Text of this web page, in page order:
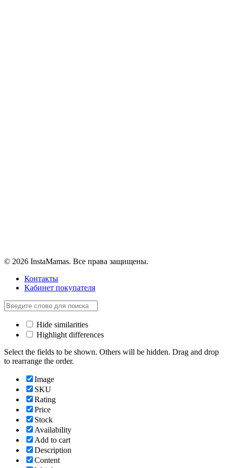
© 2026 InstaMamas. Все права защищены.
Контакты
Кабинет покупателя
Hide similarities
Highlight differences
Select the fields to be shown. Others will be hidden. Drag and drop
to rearrange the order.
Image
SKU
Rating
Price
Stock
Availability
Add to cart
Description
Content